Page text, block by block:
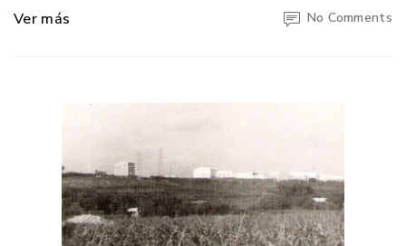
Ver más No Comments